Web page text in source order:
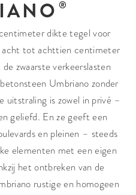
dikte tegel voor
acht tot achttien centimeter
zwaarste verkeerslasten
Umbriano zonder
uitstraling is zowel in privé –
geliefd. En ze geeft een
en pleinen – steeds
elementen met een eigen
het ontbreken van de
rustige en homogeen